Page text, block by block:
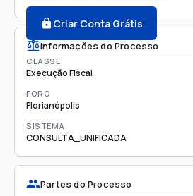
Criar Conta Grátis
Informações do Processo
CLASSE
Execução Fiscal
FORO
Florianópolis
SISTEMA
CONSULTA_UNIFICADA
Partes do Processo